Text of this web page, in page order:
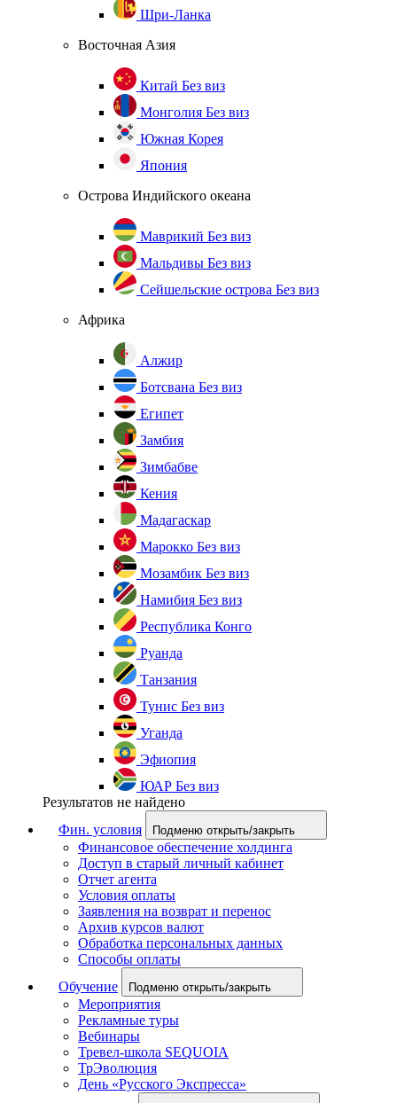
Шри-Ланка
Восточная Азия
Китай Без виз
Монголия Без виз
Южная Корея
Япония
Острова Индийского океана
Маврикий Без виз
Мальдивы Без виз
Сейшельские острова Без виз
Африка
Алжир
Ботсвана Без виз
Египет
Замбия
Зимбабве
Кения
Мадагаскар
Марокко Без виз
Мозамбик Без виз
Намибия Без виз
Республика Конго
Руанда
Танзания
Тунис Без виз
Уганда
Эфиопия
ЮАР Без виз
Результатов не найдено
Фин. условия
Подменю открыть/закрыть
Финансовое обеспечение холдинга
Доступ в старый личный кабинет
Отчет агента
Условия оплаты
Заявления на возврат и перенос
Архив курсов валют
Обработка персональных данных
Способы оплаты
Обучение
Подменю открыть/закрыть
Мероприятия
Рекламные туры
Вебинары
Тревел-школа SEQUOIA
ТрЭволюция
День «Русского Экспресса»